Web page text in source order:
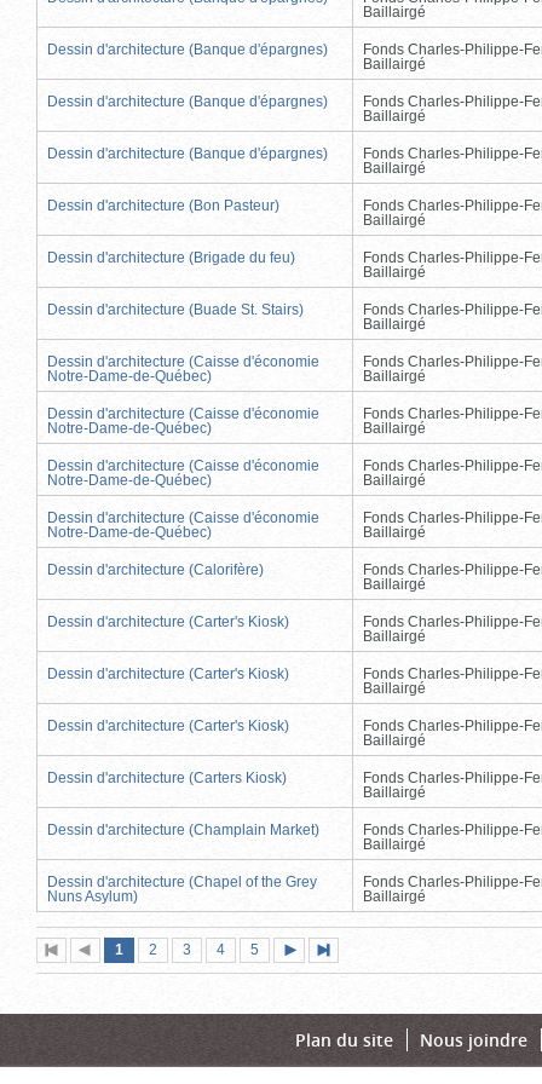
Baillairgé
Dessin d'architecture (Banque d'épargnes)
Fonds Charles-Philippe-
Baillairgé
Dessin d'architecture (Banque d'épargnes)
Fonds Charles-Philippe-
Baillairgé
Dessin d'architecture (Banque d'épargnes)
Fonds Charles-Philippe-
Baillairgé
Dessin d'architecture (Bon Pasteur)
Fonds Charles-Philippe-
Baillairgé
Dessin d'architecture (Brigade du feu)
Fonds Charles-Philippe-
Baillairgé
Dessin d'architecture (Buade St. Stairs)
Fonds Charles-Philippe-
Baillairgé
Dessin d'architecture (Caisse d'économie
Notre-Dame-de-Québec)
Fonds Charles-Philippe-
Baillairgé
Dessin d'architecture (Caisse d'économie
Notre-Dame-de-Québec)
Fonds Charles-Philippe-
Baillairgé
Dessin d'architecture (Caisse d'économie
Notre-Dame-de-Québec)
Fonds Charles-Philippe-
Baillairgé
Dessin d'architecture (Caisse d'économie
Notre-Dame-de-Québec)
Fonds Charles-Philippe-
Baillairgé
Dessin d'architecture (Calorifère)
Fonds Charles-Philippe-
Baillairgé
Dessin d'architecture (Carter's Kiosk)
Fonds Charles-Philippe-
Baillairgé
Dessin d'architecture (Carter's Kiosk)
Fonds Charles-Philippe-
Baillairgé
Dessin d'architecture (Carter's Kiosk)
Fonds Charles-Philippe-
Baillairgé
Dessin d'architecture (Carters Kiosk)
Fonds Charles-Philippe-
Baillairgé
Dessin d'architecture (Champlain Market)
Fonds Charles-Philippe-
Baillairgé
Dessin d'architecture (Chapel of the Grey
Nuns Asylum)
Fonds Charles-Philippe-
Baillairgé
Première
page
Page
précédente
Page
1 (page
actuelle)
Page
2 Page
3 Page
4 Page
5
suivante
page
Plan du site Nous joindre